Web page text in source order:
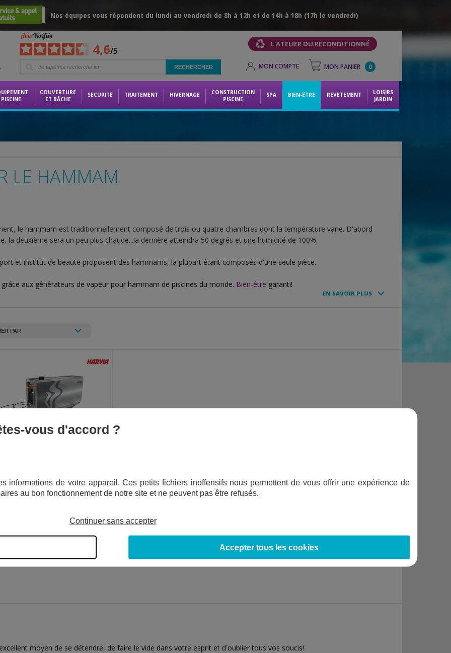
Nos équipes vous répondent du lundi au vendredi de 8h à 12h et de 14h à 18h (17h le vendredi)
L'ATELIER DU RECONDITIONNÉ
4,6/5
MON COMPTE MON PANIER 0
PISCINE
COUVERTURE
ET BÂCHE
SÉCURITÉ TRAITEMENT HIVERNAGE
CONSTRUCTION
PISCINE
SPA BIEN-ÊTRE REVÊTEMENT
LOISIRS
JARDIN
LE HAMMAM
le hammam est traditionnellement composé de trois ou quatre chambres dont la température varie. D'abord
la deuxième sera un peu plus chaude...la dernière atteindra 50 degrés et une humidité de 100%.
et institut de beauté proposent des hammams, la plupart étant composés d'une seule pièce.
grâce aux générateurs de vapeur pour hammam de piscines du monde. Bien-être garanti!
EN SAVOIR PLUS
moyen de se détendre, de faire le vide dans votre esprit et d'oublier tous vos soucis!
2 325,00€ TTC
VOIR LA GAMME
OFFERTE
vous d'accord ?
informations de votre appareil. Ces petits fichiers inoffensifs nous permettent de vous offrir une expérience de
au bon fonctionnement de notre site et ne peuvent pas être refusés.
Continuer sans accepter
Accepter tous les cookies